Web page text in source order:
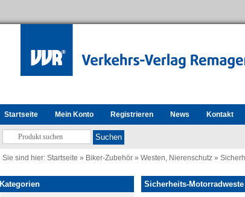
Startseite Mein Konto Registrieren News Kontakt
Sie sind hier: Startseite » Biker-Zubehör » Westen, Nierenschutz »
Sicherheits-Motorradweste
Kategorien